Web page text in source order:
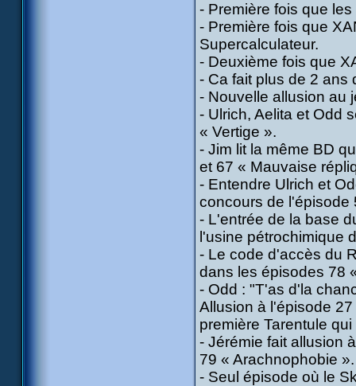
- Première fois que
- Première fois que
Supercalculateur.
- Deuxième fois que
- Ca fait plus de 2 ans
- Nouvelle allusion au
- Ulrich, Aelita et Odd
« Vertige ».
- Jim lit la même BD
et 67 « Mauvaise
- Entendre Ulrich et
concours de l'épisode
- L'entrée de la base
l'usine pétrochimique
- Le code d'accès du
dans les épisodes 78
- Odd : "T'as d'la
Allusion à l'épisode
première Tarentule
- Jérémie fait allusion
79 « Arachnophobie ».
- Seul épisode où le